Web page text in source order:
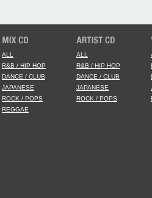
ALL
R&B / HIP HOP
DANCE / CLUB
JAPANESE
ROCK / POPS
REGGAE
ALL
R&B / HIP HOP
DANCE / CLUB
JAPANESE
ROCK / POPS